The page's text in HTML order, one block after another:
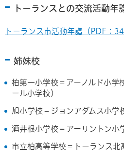
トーランスとの交流活動年
トーランス市活動年譜（PDF：
姉妹校
柏第一小学校＝アーノルド小学
ール小学校）
旭小学校＝ジョンアダムス小学
酒井根小学校＝アーリントン小
市立柏高等学校＝トーランス北